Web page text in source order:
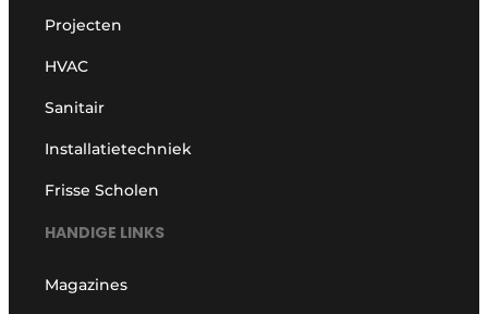
Projecten
HVAC
Sanitair
Installatietechniek
Frisse Scholen
HANDIGE LINKS
Magazines